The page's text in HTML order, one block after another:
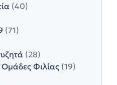
(40)
(71)
(28)
Ομάδες Φιλίας (19)